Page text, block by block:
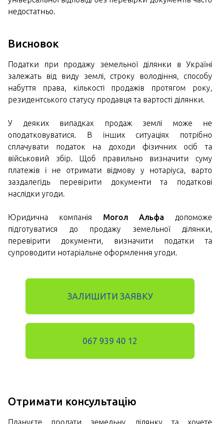
недостатньо.
Висновок
Податки при продажу земельної ділянки в Україні
залежать від виду землі, строку володіння, способу
набуття права, кількості продажів протягом року,
резидентського статусу продавця та вартості ділянки.
У деяких випадках продаж землі може не
оподатковуватися. В інших ситуаціях потрібно
сплачувати податок на доходи фізичних осіб та
військовий збір. Щоб правильно визначити суму
платежів і не отримати відмову у нотаріуса, варто
заздалегідь перевірити документи та податкові
наслідки угоди.
Юридична компанія Могол Альфа допоможе
підготуватися до продажу земельної ділянки,
перевірити документи, визначити податки та
супроводити нотаріальне оформлення угоди.
ЗАЛИШИТИ ЗАЯВКУ
067 939 40 12
Отримати консультацію
Плануєте продати земельну ділянку та хочете